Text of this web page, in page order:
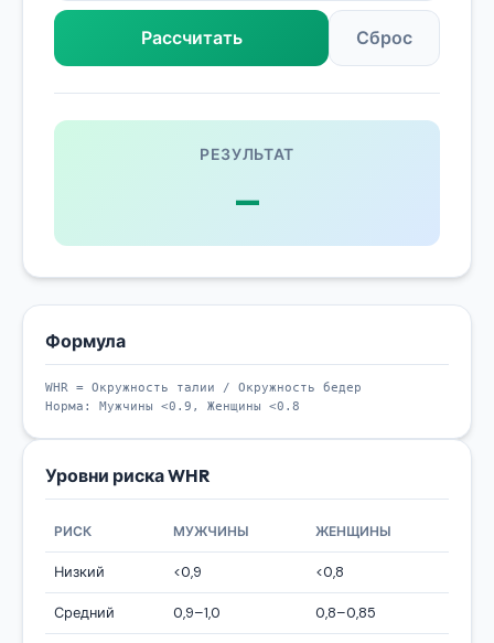
Рассчитать Сброс
РЕЗУЛЬТАТ
—
Формула
WHR = Окружность талии / Окружность бедер
Норма: Мужчины <0.9, Женщины <0.8
Уровни риска WHR
РИСК МУЖЧИНЫ ЖЕНЩИНЫ
Низкий <0,9 <0,8
Средний 0,9–1,0 0,8–0,85